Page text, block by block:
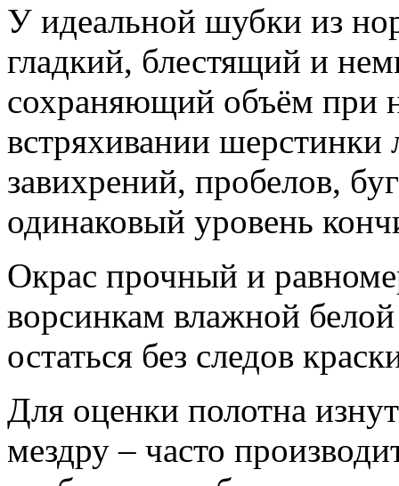
У идеальной шубки из
гладкий, блестящий и
сохраняющий объём при
встряхивании шерстинки
завихрений, пробелов,
одинаковый уровень
Окрас прочный и
ворсинкам влажной
остаться без следов
Для оценки полотна
мездру – часто